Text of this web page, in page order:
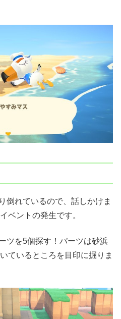
倒れているので、話しかけま
ベントの発生です。
ツを5個探す！パーツは砂浜
ているところを目印に掘りま